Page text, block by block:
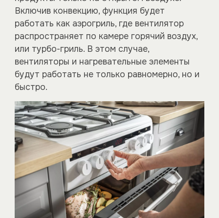
Включив конвекцию, функция будет
работать как аэрогриль, где вентилятор
распространяет по камере горячий воздух,
или турбо-гриль. В этом случае,
вентиляторы и нагревательные элементы
будут работать не только равномерно, но и
быстро.